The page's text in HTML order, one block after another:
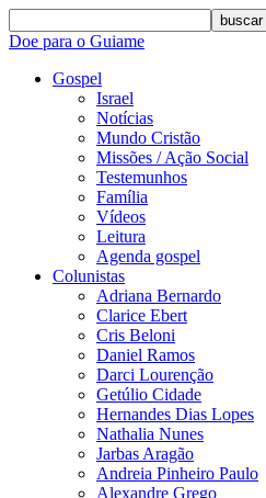
buscar
Doe para o Guiame
Gospel
Israel
Notícias
Mundo Cristão
Missões / Ação Social
Testemunhos
Família
Vídeos
Leitura
Agenda gospel
Colunistas
Adriana Bernardo
Clarice Ebert
Cris Beloni
Daniel Ramos
Darci Lourenção
Getúlio Cidade
Hernandes Dias Lopes
Nathalia Nunes
Jarbas Aragão
Andreia Pinheiro Paulo
Alexandre Grego